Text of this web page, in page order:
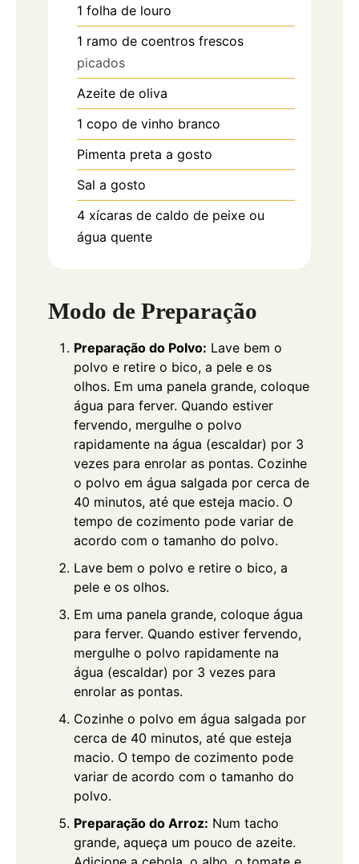
1 folha de louro
1 ramo de coentros frescos
picados
Azeite de oliva
1 copo de vinho branco
Pimenta preta a gosto
Sal a gosto
4 xícaras de caldo de peixe ou
água quente
Modo de Preparação
Preparação do Polvo: Lave bem o
polvo e retire o bico, a pele e os
olhos. Em uma panela grande, coloque
água para ferver. Quando estiver
fervendo, mergulhe o polvo
rapidamente na água (escaldar) por 3
vezes para enrolar as pontas. Cozinhe
o polvo em água salgada por cerca de
40 minutos, até que esteja macio. O
tempo de cozimento pode variar de
acordo com o tamanho do polvo.
Lave bem o polvo e retire o bico, a
pele e os olhos.
Em uma panela grande, coloque água
para ferver. Quando estiver fervendo,
mergulhe o polvo rapidamente na
água (escaldar) por 3 vezes para
enrolar as pontas.
Cozinhe o polvo em água salgada por
cerca de 40 minutos, até que esteja
macio. O tempo de cozimento pode
variar de acordo com o tamanho do
polvo.
Preparação do Arroz: Num tacho
grande, aqueça um pouco de azeite.